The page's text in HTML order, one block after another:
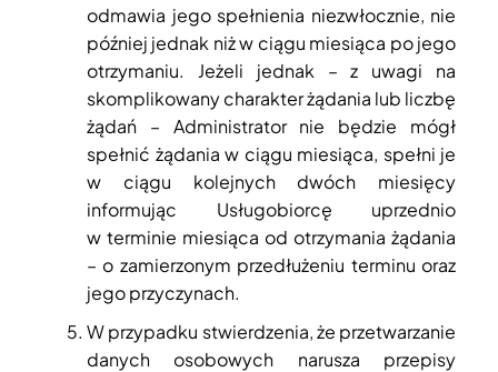
odmawia jego spełnienia niezwłocznie, nie
później jednak niż w ciągu miesiąca po jego
otrzymaniu. Jeżeli jednak – z uwagi na
skomplikowany charakter żądania lub liczbę
żądań – Administrator nie będzie mógł
spełnić żądania w ciągu miesiąca, spełni je
w ciągu kolejnych dwóch miesięcy
informując Usługobiorcę uprzednio
w terminie miesiąca od otrzymania żądania
– o zamierzonym przedłużeniu terminu oraz
jego przyczynach.
W przypadku stwierdzenia, że przetwarzanie
danych osobowych narusza przepisy